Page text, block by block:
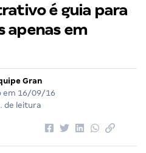
é guia para
apenas em
Gran
em 16/09/16
de leitura